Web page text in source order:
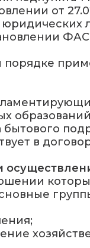
от
порядке
в